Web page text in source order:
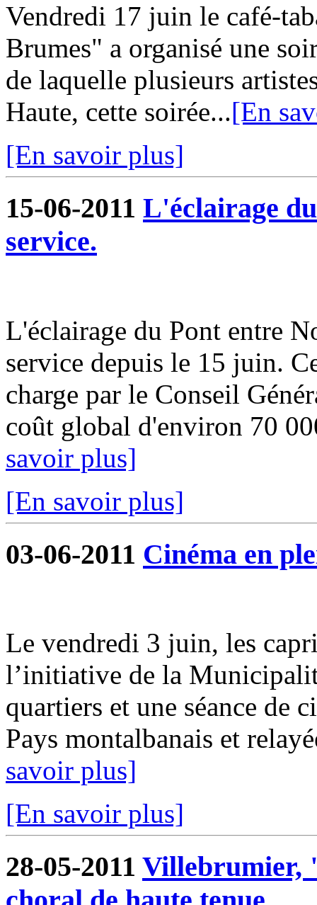
Vendredi 17 juin le café-
Brumes" a organisé une
de laquelle plusieurs
Haute, cette soirée...[En
[En savoir plus]
15-06-2011 L'éclairage
service.
L'éclairage du Pont entre
service depuis le 15 juin.
charge par le Conseil
coût global d'environ 70
savoir plus]
[En savoir plus]
03-06-2011 Cinéma en
Le vendredi 3 juin, les
l’initiative de la
quartiers et une séance de
Pays montalbanais et
savoir plus]
[En savoir plus]
28-05-2011 Villebrumier,